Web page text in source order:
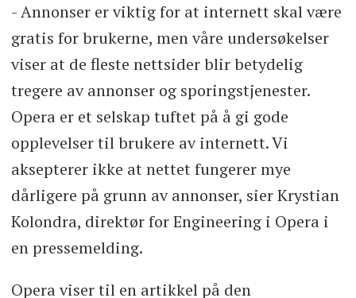
- Annonser er viktig for at internett skal være
gratis for brukerne, men våre undersøkelser
viser at de fleste nettsider blir betydelig
tregere av annonser og sporingstjenester.
Opera er et selskap tuftet på å gi gode
opplevelser til brukere av internett. Vi
aksepterer ikke at nettet fungerer mye
dårligere på grunn av annonser, sier Krystian
Kolondra, direktør for Engineering i Opera i
en pressemelding.
Opera viser til en artikkel på den